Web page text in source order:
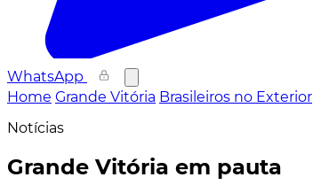
WhatsApp
Home Grande Vitória Brasileiros no Exterior
Notícias
Grande Vitória em pauta